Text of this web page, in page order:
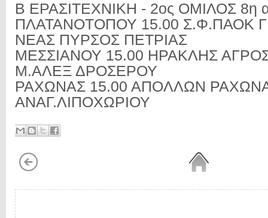
Β ΕΡΑΣΙΤΕΧΝΙΚΗ - 2ος ΟΜΙΛΟΣ 8η
ΠΛΑΤΑΝΟΤΟΠΟΥ 15.00 Σ.Φ.ΠΑΟΚ
ΝΕΑΣ ΠΥΡΣΟΣ ΠΕΤΡΙΑΣ
ΜΕΣΣΙΑΝΟΥ 15.00 ΗΡΑΚΛΗΣ
Μ.ΑΛΕΞ ΔΡΟΣΕΡΟΥ
ΡΑΧΩΝΑΣ 15.00 ΑΠΟΛΛΩΝ
ΑΝΑΓ.ΛΙΠΟΧΩΡΙΟΥ